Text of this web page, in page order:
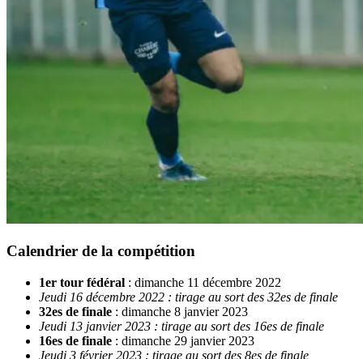
Calendrier de la compétition
1er tour fédéral : dimanche 11 décembre 2022
Jeudi 16 décembre 2022 : tirage au sort des 32es de finale
32es de finale : dimanche 8 janvier 2023
Jeudi 13 janvier 2023 : tirage au sort des 16es de finale
16es de finale : dimanche 29 janvier 2023
Jeudi 3 février 2023 : tirage au sort des 8es de finale